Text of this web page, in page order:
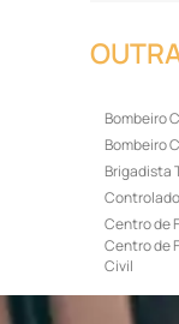
Bombeiro
Bombeiro
Brigadista
Centro de
Centro de
Civil
Curso de
Curso de